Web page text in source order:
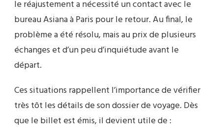
le réajustement a nécessité un contact avec le
bureau Asiana à Paris pour le retour. Au final, le
problème a été résolu, mais au prix de plusieurs
échanges et d’un peu d’inquiétude avant le
départ.
Ces situations rappellent l’importance de vérifier
très tôt les détails de son dossier de voyage. Dès
que le billet est émis, il devient utile de :